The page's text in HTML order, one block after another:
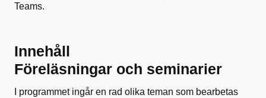
Teams.
Innehåll
Föreläsningar och seminarier
I programmet ingår en rad olika teman som bearbetas